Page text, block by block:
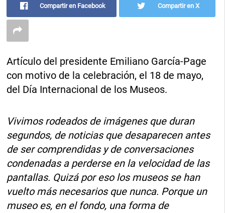
Compartir en Facebook Compartir en X
Artículo del presidente Emiliano García-Page
con motivo de la celebración, el 18 de mayo,
del Día Internacional de los Museos.
Vivimos rodeados de imágenes que duran
segundos, de noticias que desaparecen antes
de ser comprendidas y de conversaciones
condenadas a perderse en la velocidad de las
pantallas. Quizá por eso los museos se han
vuelto más necesarios que nunca. Porque un
museo es, en el fondo, una forma de